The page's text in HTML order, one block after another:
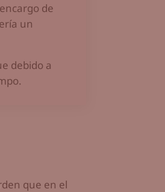
de
un
debido a
que en el